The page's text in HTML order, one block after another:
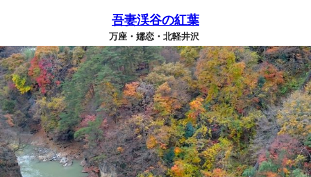
吾妻渓谷の紅葉
万座・嬬恋・北軽井沢